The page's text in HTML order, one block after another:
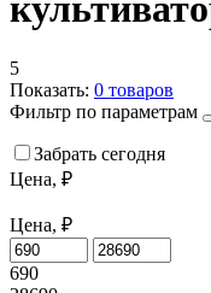
5
Показать: 0 товаров
Фильтр по параметрам
Забрать сегодня
Цена, ₽
Цена, ₽
690